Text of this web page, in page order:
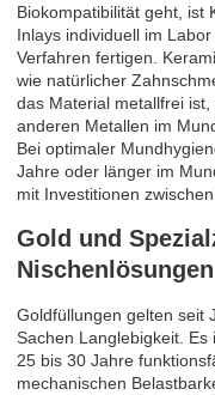
Biokompatibilität geht, ist
Inlays individuell im
Verfahren fertigen.
wie natürlicher
das Material metallfrei
anderen Metallen im
Bei optimaler
Jahre oder länger im
mit Investitionen
Gold und
Nischenlösungen
Goldfüllungen gelten seit
Sachen Langlebigkeit.
25 bis 30 Jahre
mechanischen